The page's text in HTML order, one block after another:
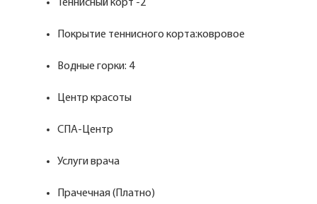
Теннисный корт -2
Покрытие теннисного корта:ковровое
Водные горки: 4
Центр красоты
СПА-Центр
Услуги врача
Прачечная (Платно)